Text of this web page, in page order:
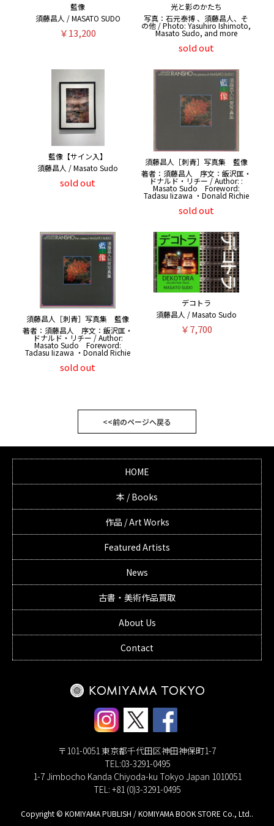
藍像
須藤昌人 / MASATO SUDO
￥13,200
光と影のかたち
写真：石元泰博 、須藤昌人、そ
の他 / Photo: Yasuhiro Ishimoto,
Masato Sudo, and more
sold out
藍像【サイン入】
須藤昌人 / Masato Sudo
sold out
須藤昌人［刺青］写真集 藍像
著者：須藤昌人 序文：飯沢匡・
ドナルド・リチー / Author: :
Masato Sudo Foreword:
Tadasu Iizawa ・Donald Richie
sold out
須藤昌人［刺青］写真集 藍像
著者：須藤昌人 序文：飯沢匡・
ドナルド・リチー / Author:
Masato Sudo Foreword:
Tadasu Iizawa ・Donald Richie
sold out
デコトラ
須藤昌人 / Masato Sudo
￥7,700
<<前のページへ戻る
HOME
本 / Books
作品 / Art Works
Featured Artists
News
古書・美術作品買取
About Us
Contact
〒101-0051 東京都千代田区神田神保町1-7
TEL:03-3291-0495
1-7 Jimbocho Kanda Chiyoda-ku Tokyo Japan 1010051
TEL: +81 (0)3-3291-0495
Copyright © KOMIYAMA PUBLISH / KOMIYAMA BOOK STORE Co., Ltd..